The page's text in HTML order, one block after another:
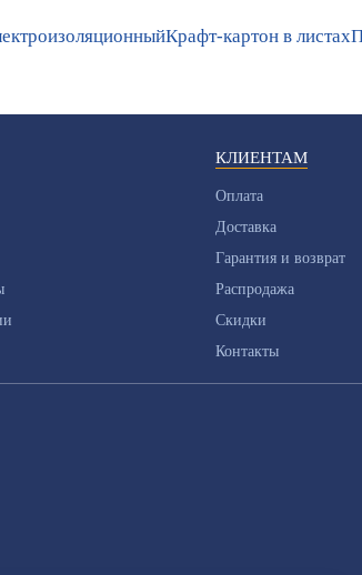
Крафт-картон в листах
КЛИЕНТАМ
Оплата
Доставка
Гарантия и возврат
Распродажа
Скидки
Контакты